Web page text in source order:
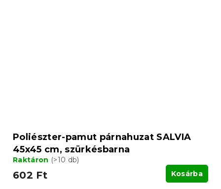
Poliészter-pamut párnahuzat SALVIA
45x45 cm, szürkésbarna
Raktáron (>10 db)
602 Ft Kosárba